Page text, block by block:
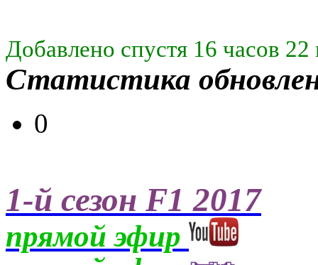
Добавлено спустя 16 часов
Статистика
0
1-й сезон F1 2017
прямой эфир